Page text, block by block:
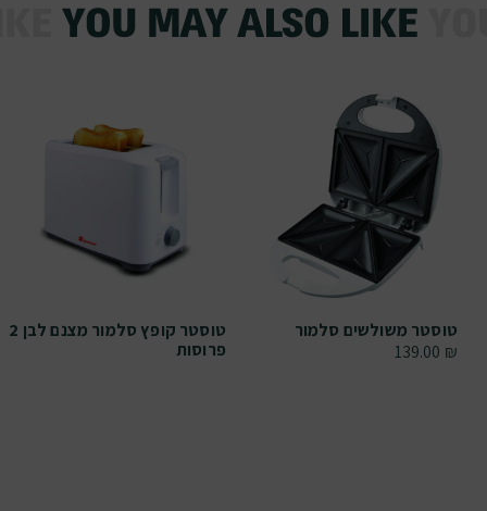
טוסטר משולשים סלמור
139.00 ₪
טוסטר קופץ סלמור מצנם לבן 2
פרוסות